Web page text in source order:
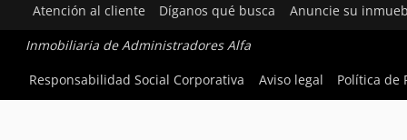
Atención al cliente Díganos qué busca Anuncie su
Inmobiliaria de Administradores Alfa
Responsabilidad Social Corporativa
Aviso legal Política de